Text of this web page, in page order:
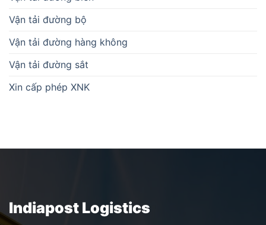
Vận tải đường bộ
Vận tải đường hàng không
Vận tải đường sắt
Xin cấp phép XNK
Indiapost Logistics